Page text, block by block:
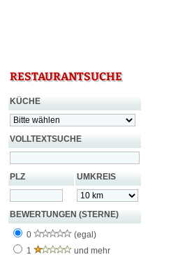
RESTAURANTSUCHE
KÜCHE
VOLLTEXTSUCHE
PLZ UMKREIS
BEWERTUNGEN (STERNE)
0
(egal)
1
und mehr